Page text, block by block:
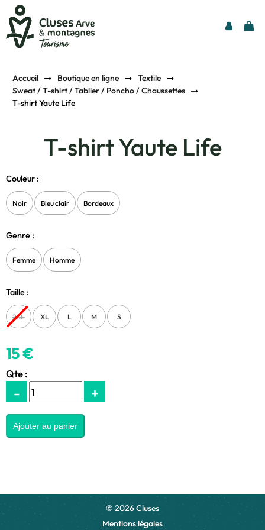
Accueil Boutique en ligne
Textile
Sweat / T-shirt / Tablier / Poncho / Chaussettes
T-shirt Yaute Life
T-shirt Yaute Life
Couleur :
Noir Bleu clair Bordeaux
Genre :
Femme Homme
Taille :
2XL XL L M S
15 €
Qte :
- +
© 2026 Cluses
Mentions légales